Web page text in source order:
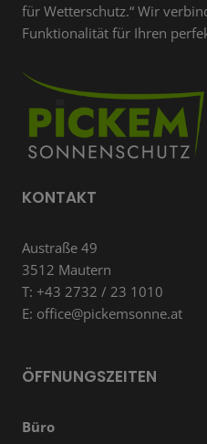
für Wetterschutz.“ Wir
Funktionalität für Ihren
KONTAKT
Austraße 49
3512 Mautern
T: +43 2732 / 23 1010
E: office@pickemsonne.at
ÖFFNUNGSZEITEN
Büro